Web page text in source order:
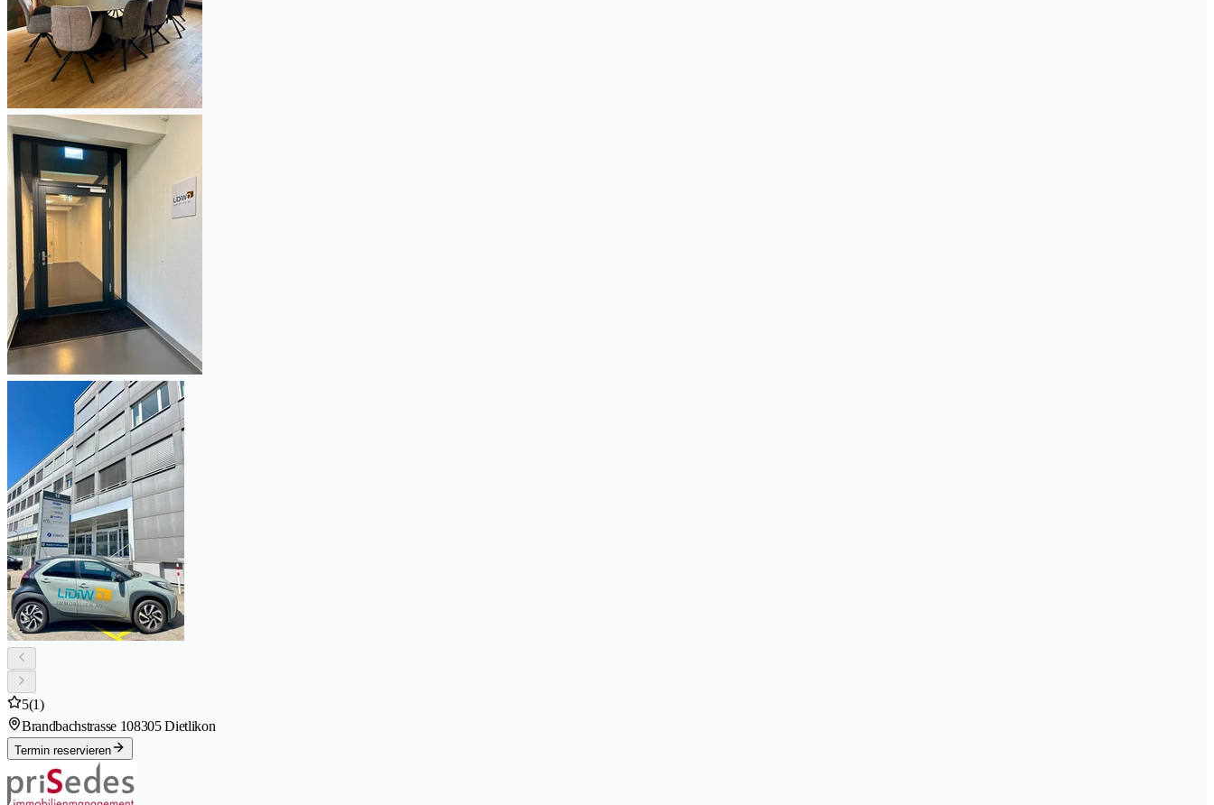
5(1)
Brandbachstrasse 108305 Dietlikon
Termin reservieren